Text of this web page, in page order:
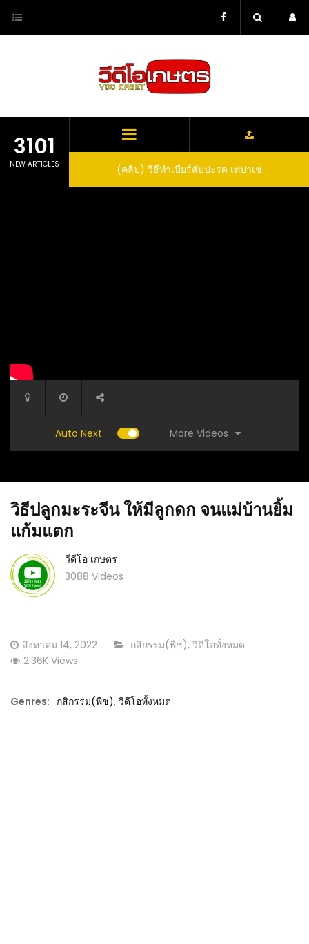
content
3101
NEW ARTICLES
Wine (คลิป) วิธีทำเบียร์สับปะรด เทปาเช่
Auto Next More Videos
น้ำตาล)​
วิธีปลูกมะระจีน ให้มีลูกดก จนแม่บ้านยิ้ม
แก้มแตก
วีดีโอ เกษตร
3088 Videos
Posted
on
สิงหาคม 14, 2022 CATEGORY:
กสิกรรม(พืช), วีดีโอทั้งหมด
2.36K Views
Genres: กสิกรรม(พืช), วีดีโอทั้งหมด